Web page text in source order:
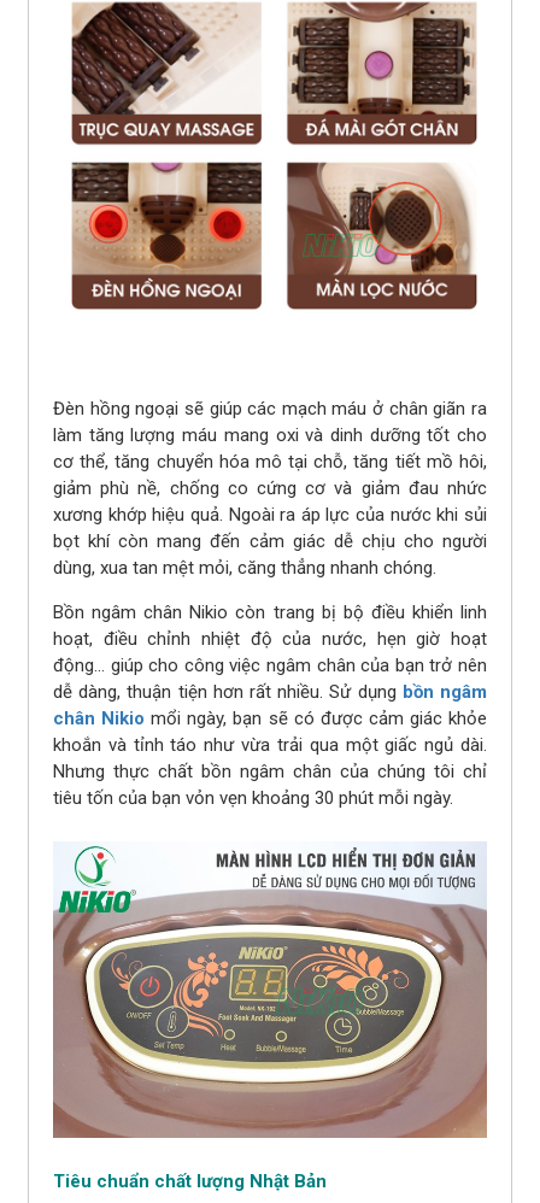
Đèn hồng ngoại sẽ giúp các mạch máu ở chân giãn ra
làm tăng lượng máu mang oxi và dinh dưỡng tốt cho
cơ thể, tăng chuyển hóa mô tại chỗ, tăng tiết mồ hôi,
giảm phù nề, chống co cứng cơ và giảm đau nhức
xương khớp hiệu quả. Ngoài ra áp lực của nước khi sủi
bọt khí còn mang đến cảm giác dễ chịu cho người
dùng, xua tan mệt mỏi, căng thẳng nhanh chóng.
Bồn ngâm chân Nikio còn trang bị bộ điều khiển linh
hoạt, điều chỉnh nhiệt độ của nước, hẹn giờ hoạt
động… giúp cho công việc ngâm chân của bạn trở nên
dễ dàng, thuận tiện hơn rất nhiều. Sử dụng bồn ngâm
chân Nikio mổi ngày, bạn sẽ có được cảm giác khỏe
khoắn và tỉnh táo như vừa trải qua một giấc ngủ dài.
Nhưng thực chất bồn ngâm chân của chúng tôi chỉ
tiêu tốn của bạn vỏn vẹn khoảng 30 phút mỗi ngày.
Tiêu chuẩn chất lượng Nhật Bản